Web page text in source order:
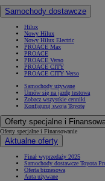
Samochody dostawcze
Hilux
Nowy Hilux
Nowy Hilux Electric
PROACE Max
PROACE
PROACE Verso
PROACE CITY
PROACE CITY Verso
Samochody używane
Umów się na jazdę testową
Zobacz wszystkie cenniki
Konfiguruj swoją Toyotę
Oferty specjalne i
Oferty specjalne i Finansowanie
Aktualne oferty
Finał wyprzedaży 2025
Samochody dostawcze Toyota
Oferta biznesowa
Auta używane